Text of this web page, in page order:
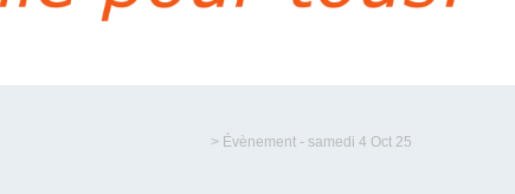
> Évènement - samedi 4 Oct 25